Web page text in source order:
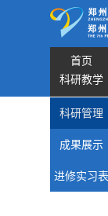
首页
科研教学
科研管理
成果展示
进修实习表